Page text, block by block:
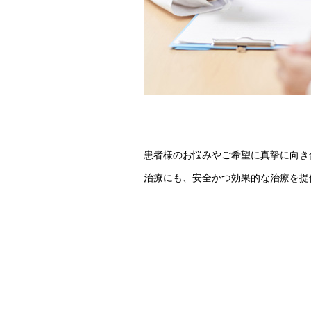
患者様のお悩みやご希望に真摯に向
治療にも、安全かつ効果的な治療を